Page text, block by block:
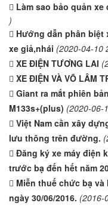
Làm sao bảo quản xe
)
Hướng dẫn phân biệt
xe giả,nhái (2020-04-10
XE ĐIỆN TƯƠNG LAI
XE ĐIỆN VÀ VÕ LÂM
Giant ra mắt phiên
M133s+(plus) (2020-06-
Việt Nam cần xây
lưu thông trên đường.
Đăng ký xe máy điện
trước bạ đến hết năm
Miễn thuế chức bạ
ngày 30/06/2016. (2016-